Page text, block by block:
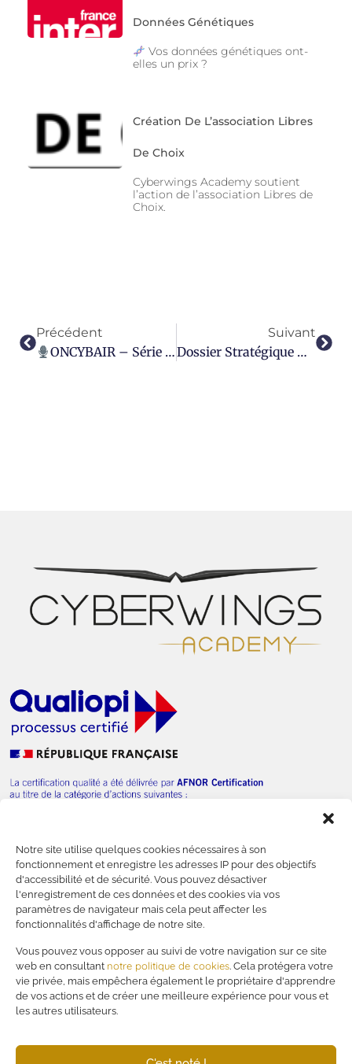
Notre site utilise quelques cookies nécessaires à son
fonctionnement et enregistre les adresses IP pour des objectifs
d'accessibilité et de sécurité. Vous pouvez désactiver
l'enregistrement de ces données et des cookies via vos
paramètres de navigateur mais cela peut affecter les
fonctionnalités d'affichage de notre site.
Vous pouvez vous opposer au suivi de votre navigation sur ce site
web en consultant notre politique de cookies. Cela protégera votre
vie privée, mais empêchera également le propriétaire d'apprendre
de vos actions et de créer une meilleure expérience pour vous et
les autres utilisateurs.
Données Génétiques
Vos données génétiques ont-
elles un prix ?
Création De L’association Libres
De Choix
Cyberwings Academy soutient
l’action de l’association Libres de
Choix.
Précédent
ONCYBAIR – Série Logiciel Libre & OpenSource – Épisode 1 – Partie A
Suivant
Dossier Stratégique – Géopolitique Et Cyber En Méditerranée
— Nous contacter
—Financer votre formation
—Mentions légales
—Politique de confidentialité
—RSE
—CGV